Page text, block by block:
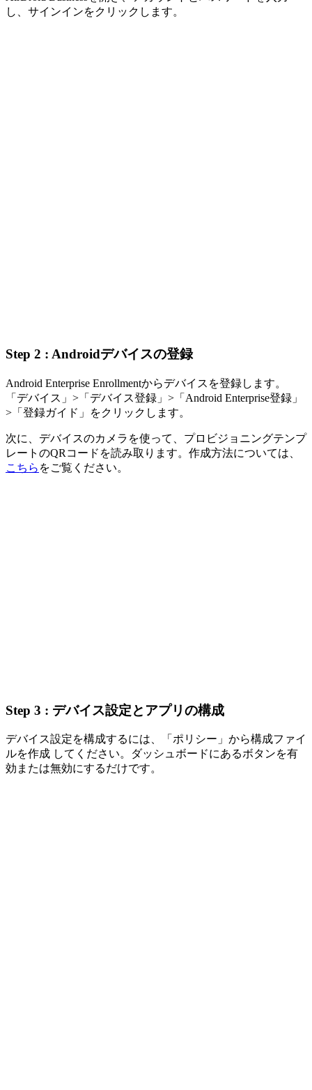
し、サインインをクリックします。
Step 2 : Androidデバイスの登録
Android Enterprise Enrollmentからデバイスを登録します。
「デバイス」>「デバイス登録」>「Android Enterprise登録」
>「登録ガイド」をクリックします。
次に、デバイスのカメラを使って、プロビジョニングテンプ
レートのQRコードを読み取ります。作成方法については、
こちら をご覧ください。
Step 3 : デバイス設定とアプリの構成
デバイス設定を構成するには、「ポリシー」から構成ファイ
ルを作成 してください。ダッシュボードにあるボタンを有
効または無効にするだけです。